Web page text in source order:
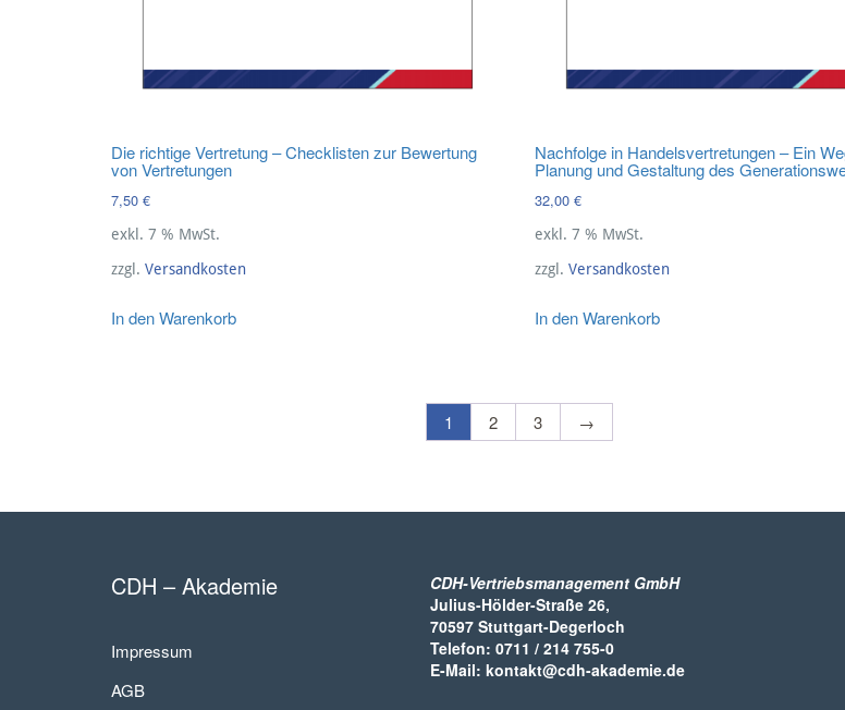
Die richtige Vertretung – Checklisten zur Bewertung
von Vertretungen
7,50 €
exkl. 7 % MwSt.
zzgl. Versandkosten
In den Warenkorb
Nachfolge in Handelsvertretungen – Ein
Planung und Gestaltung des
32,00 €
exkl. 7 % MwSt.
zzgl. Versandkosten
In den Warenkorb
1 2 3 →
CDH – Akademie
Impressum
AGB
CDH-Vertriebsmanagement GmbH
Julius-Hölder-Straße 26,
70597 Stuttgart-Degerloch
Telefon: 0711 / 214 755-0
E-Mail: kontakt@cdh-akademie.de